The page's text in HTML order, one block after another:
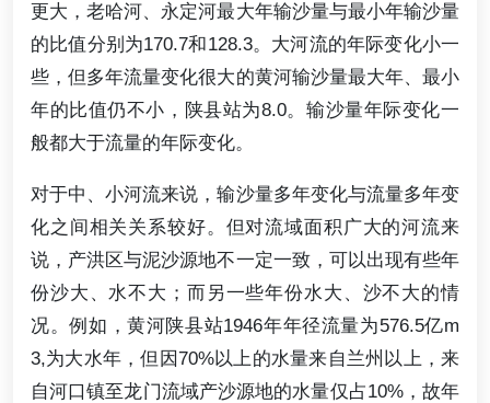
更大，老哈河、永定河最大年输沙量与最小年输沙量
的比值分别为170.7和128.3。大河流的年际变化小一
些，但多年流量变化很大的黄河输沙量最大年、最小
年的比值仍不小，陕县站为8.0。输沙量年际变化一
般都大于流量的年际变化。
对于中、小河流来说，输沙量多年变化与流量多年变
化之间相关关系较好。但对流域面积广大的河流来
说，产洪区与泥沙源地不一定一致，可以出现有些年
份沙大、水不大；而另一些年份水大、沙不大的情
况。例如，黄河陕县站1946年年径流量为576.5亿m
3,为大水年，但因70%以上的水量来自兰州以上，来
自河口镇至龙门流域产沙源地的水量仅占10%，故年